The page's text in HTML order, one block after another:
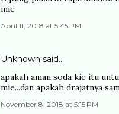
mie
April 11, 2018 at 5:45 PM
Unknown said…
apakah aman soda kie itu
mie...dan apakah drajatnya
November 8, 2018 at 5:15 PM